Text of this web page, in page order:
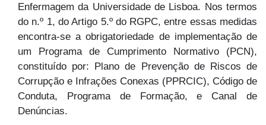
Enfermagem da Universidade de Lisboa. Nos termos
do n.º 1, do Artigo 5.º do RGPC, entre essas medidas
encontra-se a obrigatoriedade de implementação de
um Programa de Cumprimento Normativo (PCN),
constituído por: Plano de Prevenção de Riscos de
Corrupção e Infrações Conexas (PPRCIC), Código de
Conduta, Programa de Formação, e Canal de
Denúncias.